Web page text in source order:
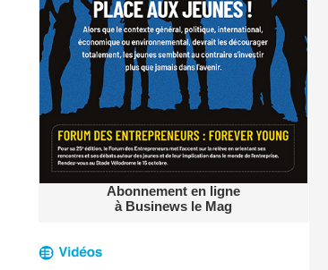
Abonnement en ligne
à Businews le Mag